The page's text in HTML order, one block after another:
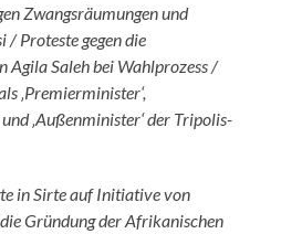
Zwangsräumungen und
/ Proteste gegen die
Agila Saleh bei Wahlprozess /
‚Premierminister‘,
und ‚Außenminister‘ der Tripolis-
in Sirte auf Initiative von
Gründung der Afrikanischen